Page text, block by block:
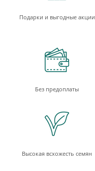
Подарки и выгодные акции
Без предоплаты
Высокая всхожесть семян